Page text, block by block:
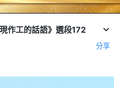
作工的話語》選段172
分享